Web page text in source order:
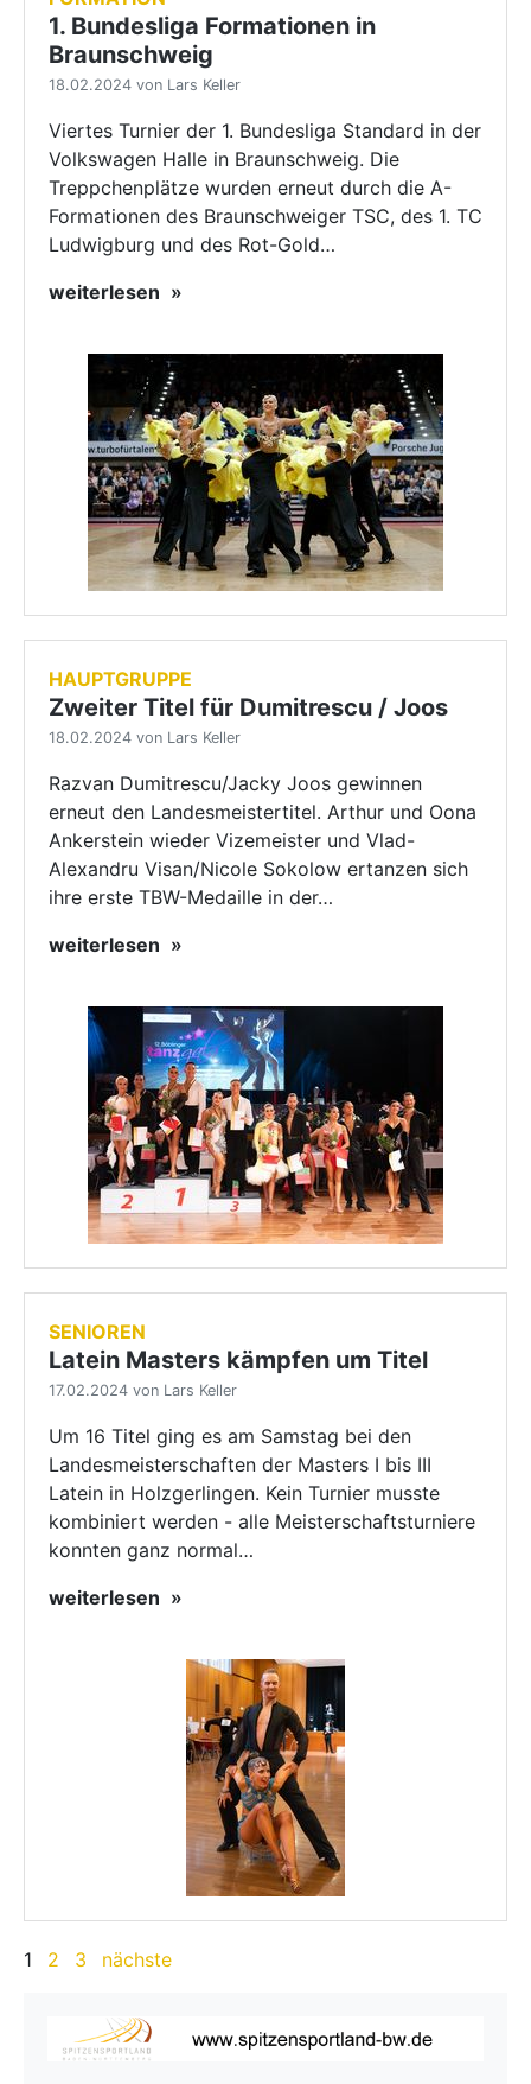
1. Bundesliga Formationen in
Braunschweig
18.02.2024 von Lars Keller
Viertes Turnier der 1. Bundesliga Standard in der
Volkswagen Halle in Braunschweig. Die
Treppchenplätze wurden erneut durch die A-
Formationen des Braunschweiger TSC, des 1. TC
Ludwigburg und des Rot-Gold…
weiterlesen
HAUPTGRUPPE
Zweiter Titel für Dumitrescu / Joos
18.02.2024 von Lars Keller
Razvan Dumitrescu/Jacky Joos gewinnen
erneut den Landesmeistertitel. Arthur und Oona
Ankerstein wieder Vizemeister und Vlad-
Alexandru Visan/Nicole Sokolow ertanzen sich
ihre erste TBW-Medaille in der…
weiterlesen
SENIOREN
Latein Masters kämpfen um Titel
17.02.2024 von Lars Keller
Um 16 Titel ging es am Samstag bei den
Landesmeisterschaften der Masters I bis III
Latein in Holzgerlingen. Kein Turnier musste
kombiniert werden - alle Meisterschaftsturniere
konnten ganz normal…
weiterlesen
1 2 3 nächste